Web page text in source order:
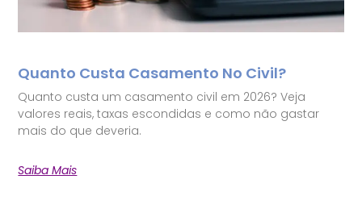
Quanto Custa Casamento No Civil?
Quanto custa um casamento civil em 2026? Veja
valores reais, taxas escondidas e como não gastar
mais do que deveria.
Saiba Mais